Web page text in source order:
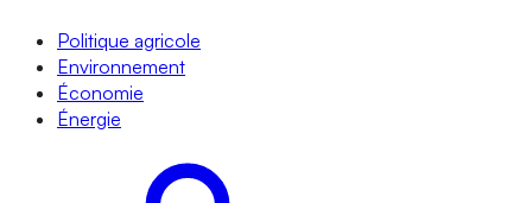
Politique agricole
Environnement
Économie
Énergie